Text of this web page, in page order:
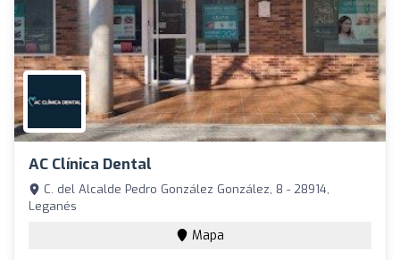
AC Clínica Dental
C. del Alcalde Pedro González González, 8 - 28914,
Leganés
Mapa